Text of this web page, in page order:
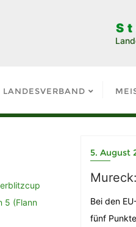
LANDESVERBAND
5. August
Bei den
fünf
5 (Flann